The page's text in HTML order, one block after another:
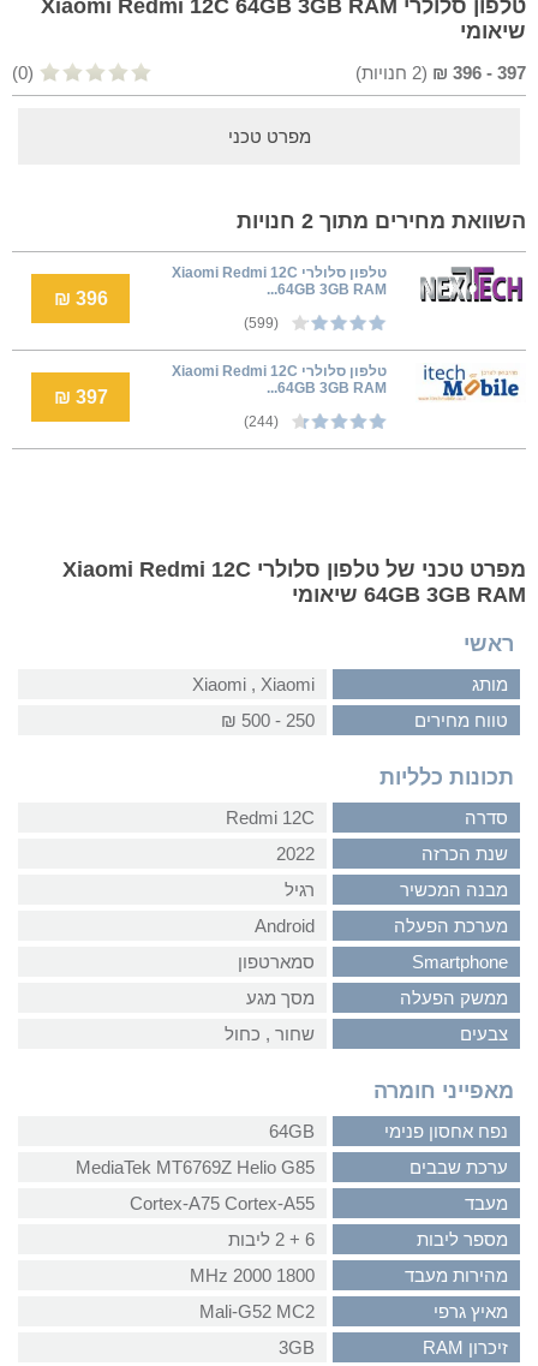
טלפון סלולרי Xiaomi Redmi 12C 64GB 3GB RAM
שיאומי
397
-
396
₪
(
2 חנויות) (0)
מפרט טכני
השוואת מחירים מתוך 2 חנויות
טלפון סלולרי Xiaomi Redmi 12C
64GB 3GB RAM...
(599)
396 ₪
טלפון סלולרי Xiaomi Redmi 12C
64GB 3GB RAM...
(244)
397 ₪
מפרט טכני של טלפון סלולרי Xiaomi Redmi 12C
64GB 3GB RAM שיאומי
ראשי
מותג
Xiaomi‏ , ‏Xiaomi
טווח מחירים
250 - 500 ₪
תכונות כלליות
סדרה
Redmi 12C
שנת הכרזה
2022
מבנה המכשיר
רגיל
מערכת הפעלה
Android
Smartphone
סמארטפון
ממשק הפעלה
מסך מגע
צבעים
שחור‏ , ‏כחול
מאפייני חומרה
נפח אחסון פנימי
64GB
ערכת שבבים
MediaTek MT6769Z Helio G85
מעבד
Cortex-A75 Cortex-A55
מספר ליבות
6 + 2 ליבות
מהירות מעבד
1800 2000 MHz
מאיץ גרפי
Mali-G52 MC2
זיכרון RAM
3GB